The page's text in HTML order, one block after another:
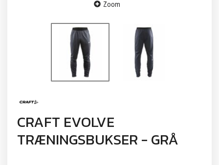
Zoom
CRAFT EVOLVE
TRÆNINGSBUKSER - GRÅ